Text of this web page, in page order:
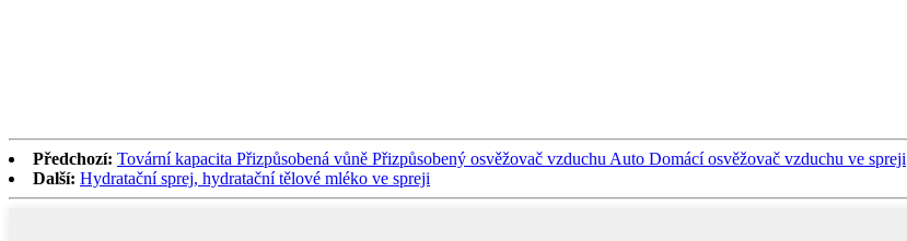
Předchozí: Tovární kapacita Přizpůsobená vůně Přizpůsobený osvěžovač vzduchu Auto Domácí osvěžovač vzduchu ve spreji
Další: Hydratační sprej, hydratační tělové mléko ve spreji